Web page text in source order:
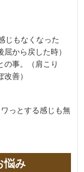
じもなくなった
から戻した時）
の事。（肩こり
善）
っとする感じも無
悩み